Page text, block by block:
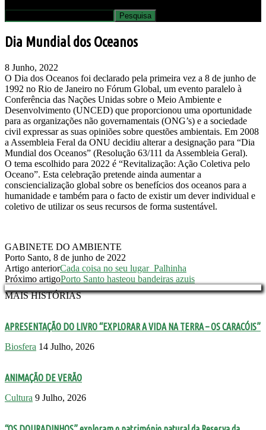
Dia Mundial dos Oceanos
8 Junho, 2022
O Dia dos Oceanos foi declarado pela primeira vez a 8 de junho de
1992 no Rio de Janeiro no Fórum Global, um evento paralelo à
Conferência das Nações Unidas sobre o Meio Ambiente e
Desenvolvimento (UNCED) que proporcionou uma oportunidade
para as organizações não governamentais (ONG’s) e a sociedade
civil expressar as suas opiniões sobre questões ambientais. Em 2008
a Assembleia Feral da ONU decidiu alterar a designação para “Dia
Mundial dos Oceanos” (Resolução 63/111 da Assembleia Geral).
O tema escolhido para 2022 é “Revitalização: Ação Coletiva pelo
Oceano”. Esta celebração pretende ainda aumentar a
consciencialização global sobre os benefícios dos oceanos para a
humanidade e também para o facto de existir um dever individual e
coletivo de utilizar os seus recursos de forma sustentável.
GABINETE DO AMBIENTE
Porto Santo, 8 de junho de 2022
Artigo anteriorCada coisa no seu lugar_Palhinha
Próximo artigoPorto Santo hasteou bandeiras azuis
MAIS HISTÓRIAS
APRESENTAÇÃO DO LIVRO “EXPLORAR A VIDA NA TERRA – OS CARACÓIS”
Biosfera 14 Julho, 2026
ANIMAÇÃO DE VERÃO
Cultura 9 Julho, 2026